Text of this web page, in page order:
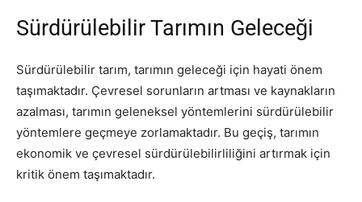
Sürdürülebilir Tarımın Geleceği
Sürdürülebilir tarım, tarımın geleceği için hayati önem
taşımaktadır. Çevresel sorunların artması ve kaynakların
azalması, tarımın geleneksel yöntemlerini sürdürülebilir
yöntemlere geçmeye zorlamaktadır. Bu geçiş, tarımın
ekonomik ve çevresel sürdürülebilirliliğini artırmak için
kritik önem taşımaktadır.